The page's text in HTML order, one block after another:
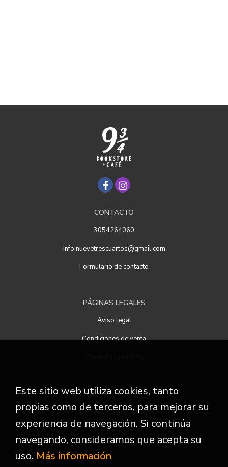
CONTACTO
3054264060
info.nuevetrescuartos@gmail.com
Formulario de contacto
PÁGINAS LEGALES
Aviso legal
Condiciones de venta
ATENCIÓN AL CLIENTE
Quiénes somos
Pedidos especiales
Este sitio web utiliza cookies, tanto
propias como de terceros, para mejorar su
experiencia de navegación. Si continúa
navegando, consideramos que acepta su
uso. Más información